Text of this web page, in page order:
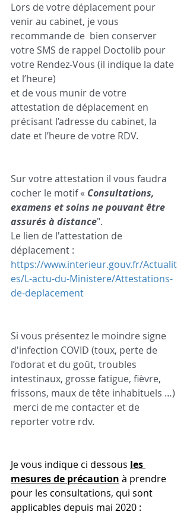
Lors de votre déplacement pour
venir au cabinet, je vous
recommande de  bien conserver
votre SMS de rappel Doctolib pour
votre Rendez-Vous (il indique la date
et l’heure)
et de vous munir de votre
attestation de déplacement en
précisant l’adresse du cabinet, la
date et l’heure de votre RDV.
Sur votre attestation il vous faudra
cocher le motif « Consultations,
examens et soins ne pouvant être
assurés à distance".
Le lien de l'attestation de
déplacement :
https://www.interieur.gouv.fr/Actualit
es/L-actu-du-Ministere/Attestations-
de-deplacement
Si vous présentez le moindre signe
d'infection COVID (toux, perte de
l’odorat et du goût, troubles
intestinaux, grosse fatigue, fièvre,
frissons, maux de tête inhabituels …)
merci de me contacter et de
reporter votre rdv.
Je vous indique ci dessous les
mesures de précaution à prendre
pour les consultations, qui sont
applicables depuis mai 2020 :